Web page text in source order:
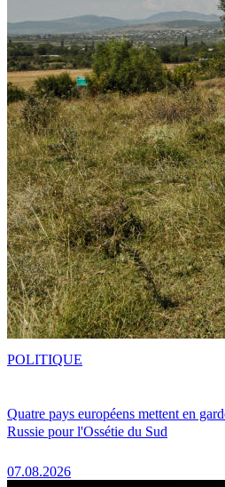
Quatre pays européens mettent en
Russie pour l'Ossétie du Sud
07.08.2026
POLITIQUE